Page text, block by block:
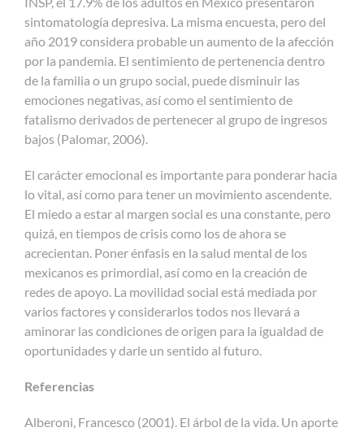
sintomatología depresiva. La misma encuesta, pero del
año 2019 considera probable un aumento de la afección
por la pandemia. El sentimiento de pertenencia dentro
de la familia o un grupo social, puede disminuir las
emociones negativas, así como el sentimiento de
fatalismo derivados de pertenecer al grupo de ingresos
bajos (Palomar, 2006).
El carácter emocional es importante para ponderar hacia
lo vital, así como para tener un movimiento ascendente.
El miedo a estar al margen social es una constante, pero
quizá, en tiempos de crisis como los de ahora se
acrecientan. Poner énfasis en la salud mental de los
mexicanos es primordial, así como en la creación de
redes de apoyo. La movilidad social está mediada por
varios factores y considerarlos todos nos llevará a
aminorar las condiciones de origen para la igualdad de
oportunidades y darle un sentido al futuro.
Referencias
Alberoni, Francesco (2001). El árbol de la vida. Un aporte